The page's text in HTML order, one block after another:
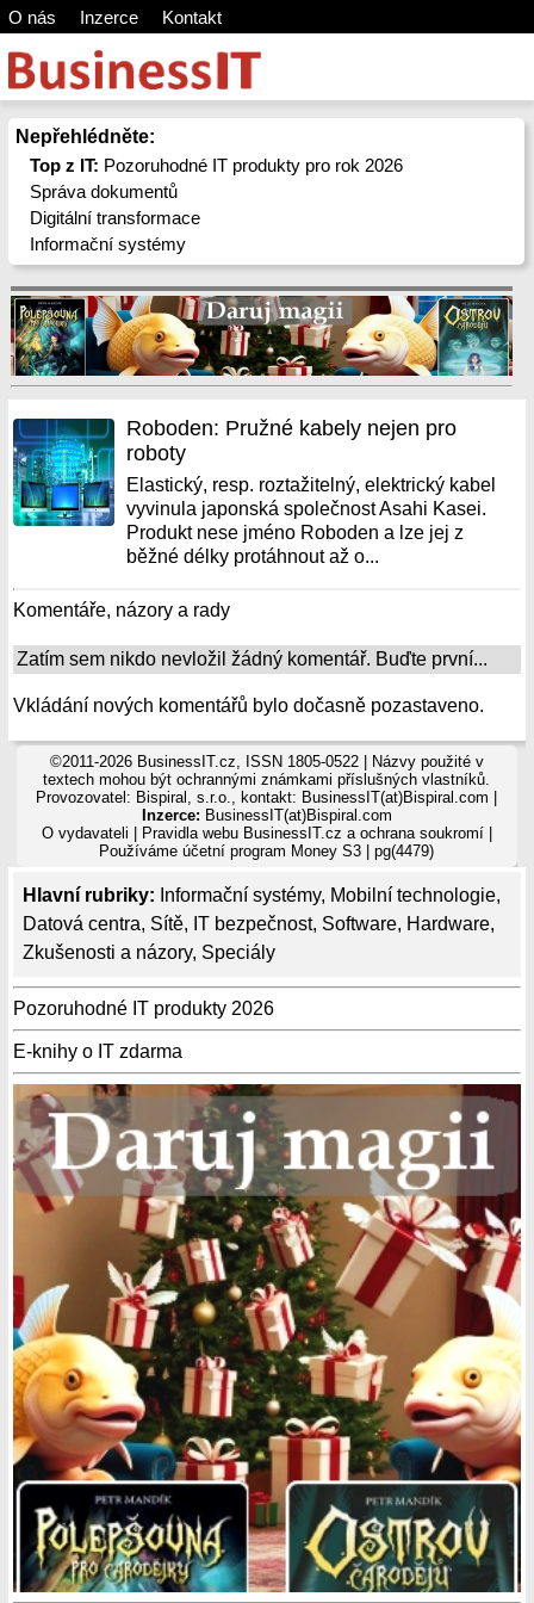
O nás Inzerce Kontakt
Nepřehlédněte:
Top z IT: Pozoruhodné IT produkty pro rok 2026
Správa dokumentů
Digitální transformace
Informační systémy
Hlavní rubriky: Informační systémy, Mobilní technologie,
Datová centra, Sítě, IT bezpečnost, Software, Hardware,
Zkušenosti a názory, Speciály
Pozoruhodné IT produkty 2026
E-knihy o IT zdarma
Roboden: Pružné kabely nejen pro
roboty
Elastický, resp. roztažitelný, elektrický kabel
vyvinula japonská společnost Asahi Kasei.
Produkt nese jméno Roboden a lze jej z
běžné délky protáhnout až o...
Komentáře, názory a rady
Zatím sem nikdo nevložil žádný komentář. Buďte první...
Vkládání nových komentářů bylo dočasně pozastaveno.
©2011-2026 BusinessIT.cz, ISSN 1805-0522 | Názvy použité v
textech mohou být ochrannými známkami příslušných vlastníků.
Provozovatel: Bispiral, s.r.o., kontakt: BusinessIT(at)Bispiral.com |
Inzerce: BusinessIT(at)Bispiral.com
O vydavateli
Pravidla webu BusinessIT.cz a ochrana soukromí|
Používámeúčetní program Money S3 | pg(4479)